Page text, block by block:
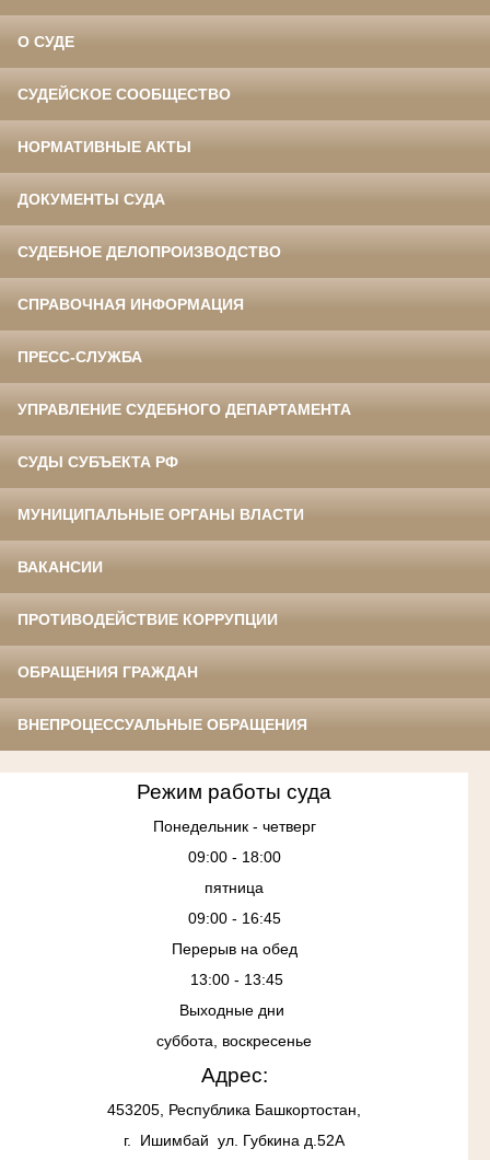
О СУДЕ
СУДЕЙСКОЕ СООБЩЕСТВО
НОРМАТИВНЫЕ АКТЫ
ДОКУМЕНТЫ СУДА
СУДЕБНОЕ ДЕЛОПРОИЗВОДСТВО
СПРАВОЧНАЯ ИНФОРМАЦИЯ
ПРЕСС-СЛУЖБА
УПРАВЛЕНИЕ СУДЕБНОГО ДЕПАРТАМЕНТА
СУДЫ СУБЪЕКТА РФ
МУНИЦИПАЛЬНЫЕ ОРГАНЫ ВЛАСТИ
ВАКАНСИИ
ПРОТИВОДЕЙСТВИЕ КОРРУПЦИИ
ОБРАЩЕНИЯ ГРАЖДАН
ВНЕПРОЦЕССУАЛЬНЫЕ ОБРАЩЕНИЯ
Режим работы суда
Понедельник - четверг
09:00 - 18:00
пятница
09:00 - 16:45
Перерыв на обед
13:00 - 13:45
Выходные дни
суббота, воскресенье
Адрес:
453205, Республика Башкортостан,
г. Ишимбай ул. Губкина д.52А